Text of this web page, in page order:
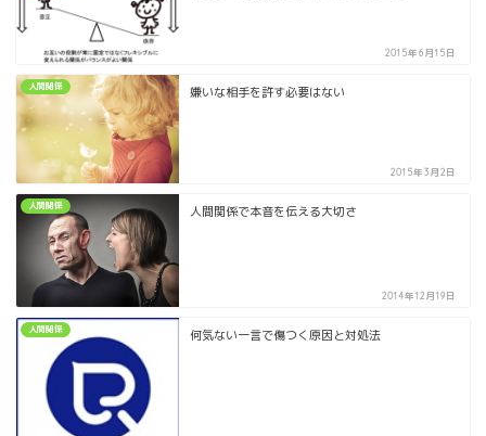
2015年6月15日
人間関係 嫌いな相手を許す必要はない
2015年3月2日
人間関係 人間関係で本音を伝える大切さ
2014年12月19日
人間関係 何気ない一言で傷つく原因と対処法